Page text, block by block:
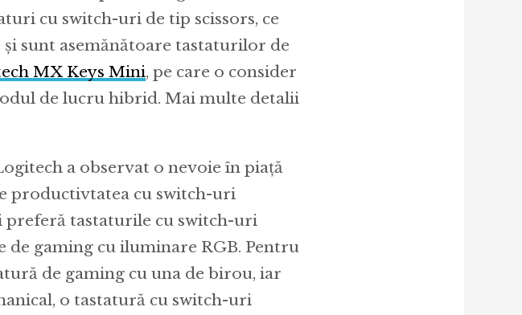
cu switch-uri de tip scissors, ce
sunt asemănătoare tastaturilor de
MX Keys Mini, pe care o consider
de lucru hibrid. Mai multe detalii
a observat o nevoie în piață
productivtatea cu switch-uri
tastaturile cu switch-uri
de gaming cu iluminare RGB. Pentru
de gaming cu una de birou, iar
o tastatură cu switch-uri